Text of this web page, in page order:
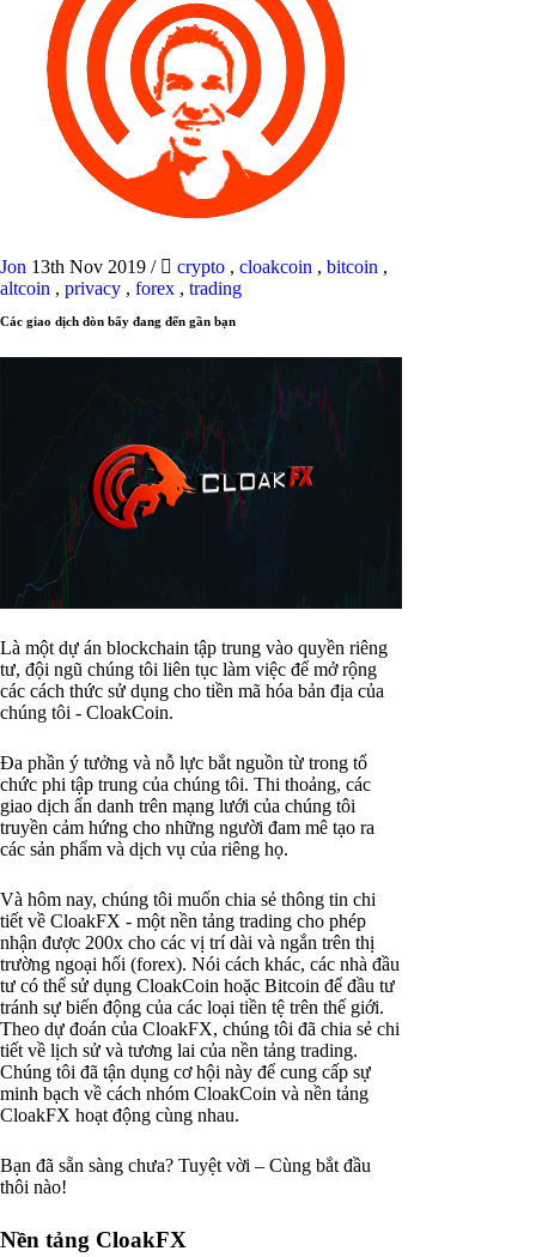
Jon 13th Nov 2019 / crypto , cloakcoin , bitcoin ,
altcoin , privacy , forex , trading
Các giao dịch đòn bẩy đang đến gần bạn
Là một dự án blockchain tập trung vào quyền riêng
tư, đội ngũ chúng tôi liên tục làm việc để mở rộng
các cách thức sử dụng cho tiền mã hóa bản địa của
chúng tôi - CloakCoin.
Đa phần ý tưởng và nỗ lực bắt nguồn từ trong tổ
chức phi tập trung của chúng tôi. Thi thoảng, các
giao dịch ẩn danh trên mạng lưới của chúng tôi
truyền cảm hứng cho những người đam mê tạo ra
các sản phẩm và dịch vụ của riêng họ.
Và hôm nay, chúng tôi muốn chia sẻ thông tin chi
tiết về CloakFX - một nền tảng trading cho phép
nhận được 200x cho các vị trí dài và ngắn trên thị
trường ngoại hối (forex). Nói cách khác, các nhà đầu
tư có thể sử dụng CloakCoin hoặc Bitcoin để đầu tư
tránh sự biến động của các loại tiền tệ trên thế giới.
Theo dự đoán của CloakFX, chúng tôi đã chia sẻ chi
tiết về lịch sử và tương lai của nền tảng trading.
Chúng tôi đã tận dụng cơ hội này để cung cấp sự
minh bạch về cách nhóm CloakCoin và nền tảng
CloakFX hoạt động cùng nhau.
Bạn đã sẵn sàng chưa? Tuyệt vời – Cùng bắt đầu
thôi nào!
Nền tảng CloakFX